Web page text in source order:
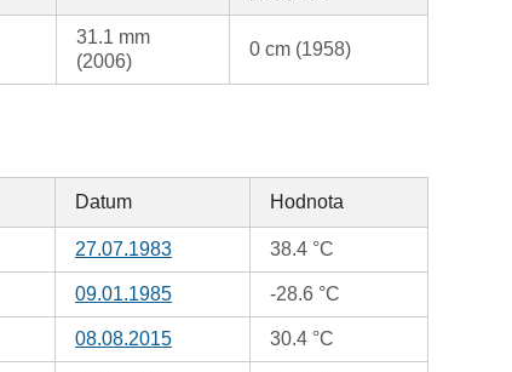
31.1 mm
(2006)
0 cm (1958)
Datum Hodnota
27.07.1983 38.4 °C
09.01.1985 -28.6 °C
08.08.2015 30.4 °C